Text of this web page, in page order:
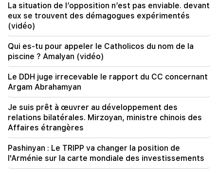
naissance d'un cachalot au large des côtes
australiennes (vidéo)
Argam Abrahamyan a été détenu pendant deux
mois
00:17
De nombreuses adresses n’auront pas de gaz
pendant longtemps
23:50
Quel temps fera-t-il dans les prochains jours ?
23:01
Un incident tragique à Erevan
La situation de l’opposition n’est pas enviable. devant
eux se trouvent des démagogues expérimentés
(vidéo)
Qui es-tu pour appeler le Catholicos du nom de la
piscine ? Amalyan (vidéo)
Le DDH juge irrecevable le rapport du CC concernant
Argam Abrahamyan
Je suis prêt à œuvrer au développement des
relations bilatérales. Mirzoyan, ministre chinois des
Affaires étrangères
Pashinyan : Le TRIPP va changer la position de
l'Arménie sur la carte mondiale des investissements